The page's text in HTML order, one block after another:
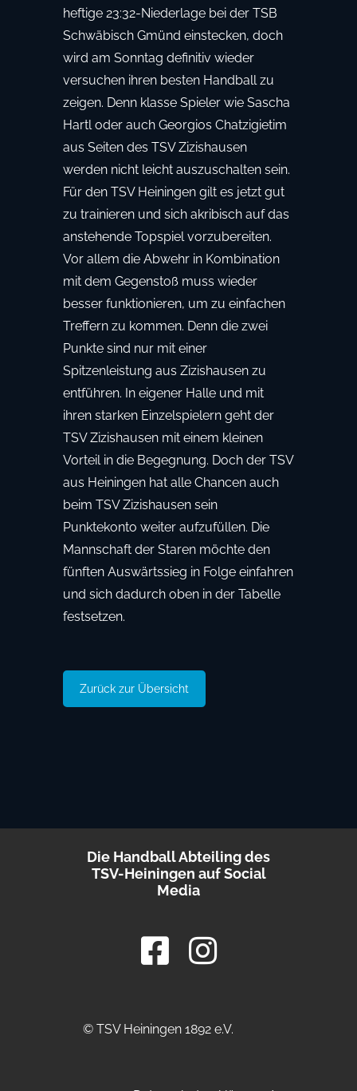
heftige 23:32-Niederlage bei der TSB
Schwäbisch Gmünd einstecken, doch
wird am Sonntag definitiv wieder
versuchen ihren besten Handball zu
zeigen. Denn klasse Spieler wie Sascha
Hartl oder auch Georgios Chatzigietim
aus Seiten des TSV Zizishausen
werden nicht leicht auszuschalten sein.
Für den TSV Heiningen gilt es jetzt gut
zu trainieren und sich akribisch auf das
anstehende Topspiel vorzubereiten.
Vor allem die Abwehr in Kombination
mit dem Gegenstoß muss wieder
besser funktionieren, um zu einfachen
Treffern zu kommen. Denn die zwei
Punkte sind nur mit einer
Spitzenleistung aus Zizishausen zu
entführen. In eigener Halle und mit
ihren starken Einzelspielern geht der
TSV Zizishausen mit einem kleinen
Vorteil in die Begegnung. Doch der TSV
aus Heiningen hat alle Chancen auch
beim TSV Zizishausen sein
Punktekonto weiter aufzufüllen. Die
Mannschaft der Staren möchte den
fünften Auswärtssieg in Folge einfahren
und sich dadurch oben in der Tabelle
festsetzen.
Zurück zur Übersicht
Die Handball Abteiling des
TSV-Heiningen auf Social
Media
© TSV Heiningen 1892 e.V.